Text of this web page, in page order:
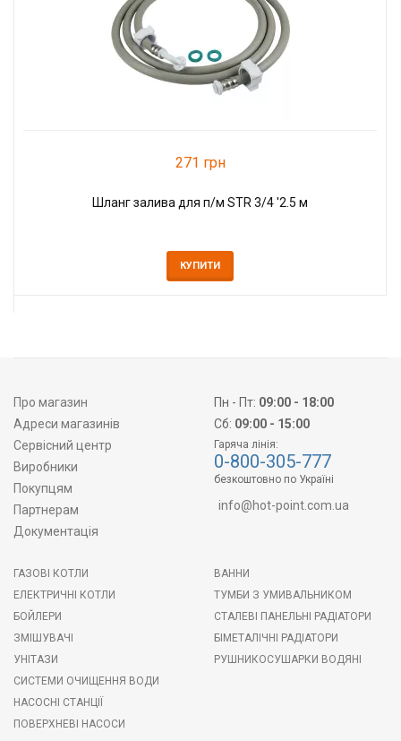
271 грн
Шланг залива для п/м STR 3/4 '2.5 м
КУПИТИ
Про магазин
Адреси магазинів
Сервісний центр
Виробники
Покупцям
Партнерам
Документація
Пн - Пт: 09:00 - 18:00
Сб: 09:00 - 15:00
Гаряча лінія:
0-800-305-777
безкоштовно по Україні
info@hot-point.com.ua
ГАЗОВІ КОТЛИ
ЕЛЕКТРИЧНІ КОТЛИ
БОЙЛЕРИ
ЗМІШУВАЧІ
УНІТАЗИ
СИСТЕМИ ОЧИЩЕННЯ ВОДИ
НАСОСНІ СТАНЦІЇ
ПОВЕРХНЕВІ НАСОСИ
ВАННИ
ТУМБИ З УМИВАЛЬНИКОМ
СТАЛЕВІ ПАНЕЛЬНІ РАДІАТОРИ
БІМЕТАЛІЧНІ РАДІАТОРИ
РУШНИКОСУШАРКИ ВОДЯНІ